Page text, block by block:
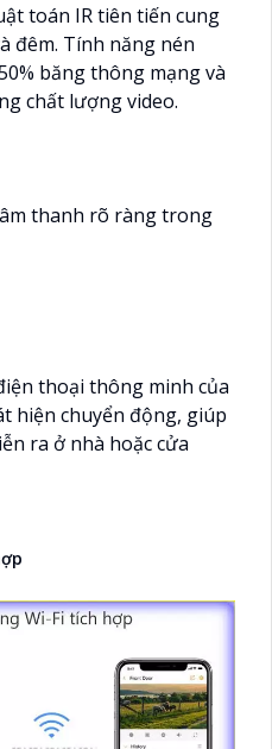
toán IR tiên tiến cung
đêm. Tính năng nén
băng thông mạng và
chất lượng video.
thanh rõ ràng trong
thoại thông minh của
hiện chuyển động, giúp
ra ở nhà hoặc cửa